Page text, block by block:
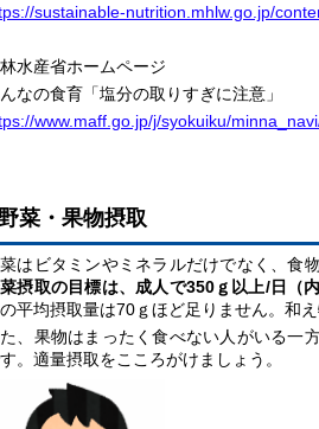
sustainable-nutrition.mhlw.go.jp/
水産省ホームページ
なの食育「塩分の取りすぎに注意」
www.maff.go.jp/j/syokuiku/
野菜・果物摂取
はビタミンやミネラルだけでなく、食
摂取の目標は、成人で350ｇ以上/日（
平均摂取量は70ｇほど足りません。和
た、果物はまったく食べない人がいる一
。適量摂取をこころがけましょう。